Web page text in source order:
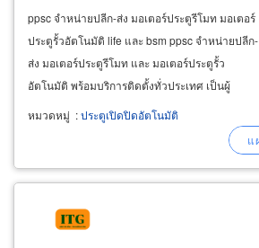
ppsc จำหน่ายปลีก-ส่ง มอเตอร์ประตูรีโมท มอเตอร์
ประตูรั้วอัตโนมัติ life และ bsm ppsc จำหน่ายปลีก-
ส่ง มอเตอร์ประตูรีโมท และ มอเตอร์ประตูรั้ว
อัตโนมัติ พร้อมบริการติดตั้งทั่วประเทศ เป็นผู้
จำหน่าย life มอเตอร์ประตูรีโมทคุณภาพจาก
ประเทศอิตาลี และ bsm มอเตอร์ประตูรีโมทจาก
ประเทศจีน สำหรับประตูรั้วบานเลื่อนและบานสวิง
หมวดหมู่ :ประตูเปิดปิดอัตโนมัติ